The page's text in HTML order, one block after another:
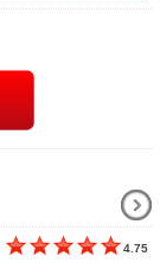
4.75